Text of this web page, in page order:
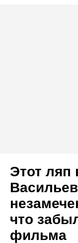
Этот ляп
что
фильма